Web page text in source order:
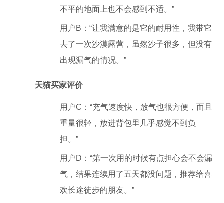
不平的地面上也不会感到不适。”
用户B：“让我满意的是它的耐用性，我带它
去了一次沙漠露营，虽然沙子很多，但没有
出现漏气的情况。”
天猫买家评价
用户C：“充气速度快，放气也很方便，而且
重量很轻，放进背包里几乎感觉不到负
担。”
用户D：“第一次用的时候有点担心会不会漏
气，结果连续用了五天都没问题，推荐给喜
欢长途徒步的朋友。”